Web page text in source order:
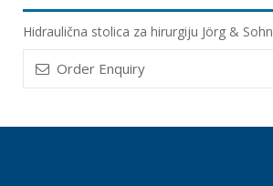
Hidraulična stolica za hirurgiju Jörg & Sohn
Order Enquiry